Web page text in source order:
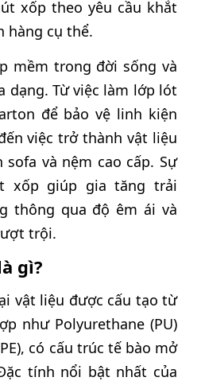
xốp theo yêu cầu khắt
hàng cụ thể.
mềm trong đời sống và
dạng. Từ việc làm lớp lót
để bảo vệ linh kiện
việc trở thành vật liệu
và nệm cao cấp. Sự
xốp giúp gia tăng trải
thông qua độ êm ái và
trội.
gì?
vật liệu được cấu tạo từ
như Polyurethane (PU)
có cấu trúc tế bào mở
tính nổi bật nhất của